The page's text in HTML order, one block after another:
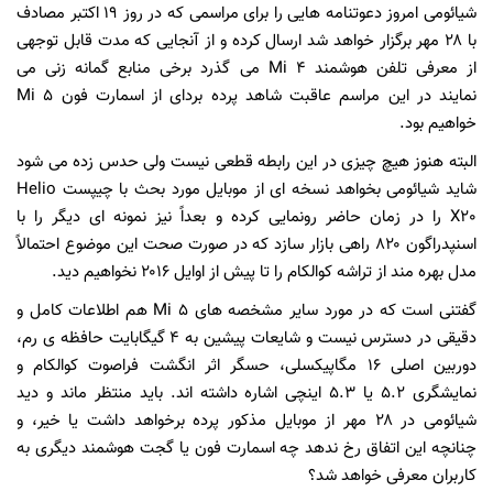
شیائومی امروز دعوتنامه هایی را برای مراسمی که در روز ۱۹ اکتبر مصادف
با ۲۸ مهر برگزار خواهد شد ارسال کرده و از آنجایی که مدت قابل توجهی
از معرفی تلفن هوشمند Mi 4 می گذرد برخی منابع گمانه زنی می
نمایند در این مراسم عاقبت شاهد پرده بردای از اسمارت فون Mi 5
خواهیم بود.
البته هنوز هیچ چیزی در این رابطه قطعی نیست ولی حدس زده می شود
شاید شیائومی بخواهد نسخه ای از موبایل مورد بحث با چیپست Helio
X20 را در زمان حاضر رونمایی کرده و بعداً نیز نمونه ای دیگر را با
اسنپدراگون ۸۲۰ راهی بازار سازد که در صورت صحت این موضوع احتمالاً
مدل بهره مند از تراشه کوالکام را تا پیش از اوایل ۲۰۱۶ نخواهیم دید.
گفتنی است که در مورد سایر مشخصه های Mi 5 هم اطلاعات کامل و
دقیقی در دسترس نیست و شایعات پیشین به ۴ گیگابایت حافظه ی رم،
دوربین اصلی ۱۶ مگاپیکسلی، حسگر اثر انگشت فراصوت کوالکام و
نمایشگری ۵.۲ یا ۵.۳ اینچی اشاره داشته اند. باید منتظر ماند و دید
شیائومی در ۲۸ مهر از موبایل مذکور پرده برخواهد داشت یا خیر، و
چنانچه این اتفاق رخ ندهد چه اسمارت فون یا گجت هوشمند دیگری به
کاربران معرفی خواهد شد؟